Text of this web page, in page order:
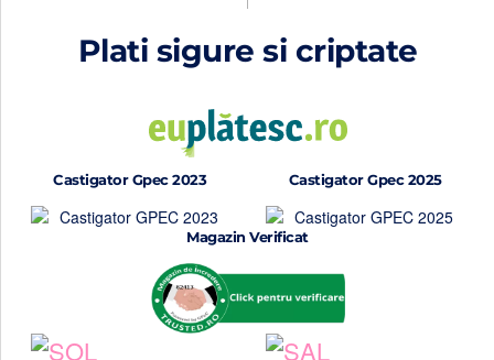
Plati sigure si criptate
Castigator Gpec 2023 Castigator Gpec 2025
Magazin Verificat